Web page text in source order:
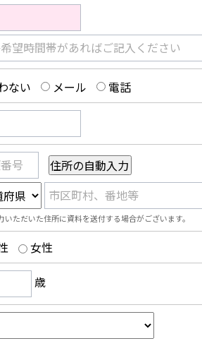
望時間帯があればご記入ください
ない メール 電話
号
市区町村、番地等
ただいた住所に資料を送付する場合がございます。
女性
歳